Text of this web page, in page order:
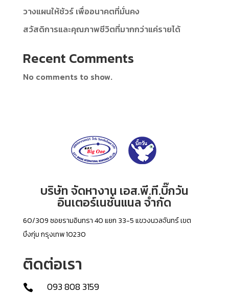
วางแผนให้ชัวร์ เพื่ออนาคตที่มั่นคง
สวัสดิการและคุณภาพชีวิตที่มากกว่าแค่รายได้
Recent Comments
No comments to show.
บริษัท จัดหางาน เอส.พี.ที.บิ๊กวัน
อินเตอร์เนชั่นแนล จำกัด
60/309 ซอยรามอินทรา 40 แยก 33-5 แขวงนวลจันทร์ เขต
บึงกุ่ม กรุงเทพ 10230
ติดต่อเรา
 093 808 3159